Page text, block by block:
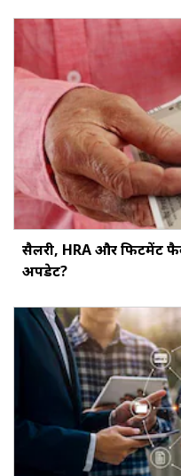
सैलरी, HRA और फिटमेंट
अपडेट?